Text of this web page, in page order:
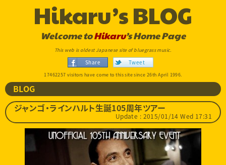
Hikaru’s BLOG
Welcome toHikaru’s Home Page
This web is oldest Japanese site of bluegrass music.
Share Tweet
17462257 visitors have come to this site since 26th April 1996.
BLOG
ジャンゴ・ラインハルト生誕105周年ツアー
Update : 2015/01/14 Wed 17:31